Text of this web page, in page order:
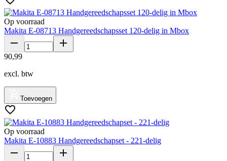
Op voorraad
Makita E-08713 Handgereedschapsset 120-delig in Mbox
90,99
excl. btw
Toevoegen
Op voorraad
Makita E-10883 Handgereedschapset - 221-delig